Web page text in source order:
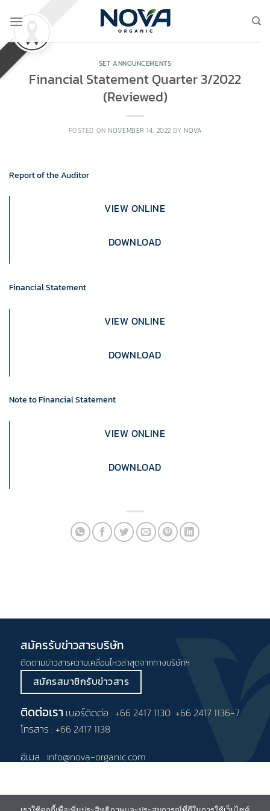
SET ANNOUNCEMENTS
Financial Statement Quarter 3/2022
(Reviewed)
POSTED ONNOVEMBER 14, 2022 BYNOVA
Report of the Auditor
VIEW ONLINE
DOWNLOAD
Financial Statement
VIEW ONLINE
DOWNLOAD
Note to Financial Statement
VIEW ONLINE
DOWNLOAD
สมัครรับข่าวสารบริษัท
ติดตามข่าวสารความเคลื่อนไหวล่าสุดจากทางบริษัทฯ
สมัครสมาชิกรับข่าวสาร
ติดต่อเรา เบอร์ติดต่อ : +66 2417 1130 +66 2417 1136-7
โทรสาร : +66 2417 1138
อีเมล : info@nova-organic.com
ข้อกำหนดและเงื่อนไข นโยบายคุ้มครอง ข้อมูลส่วนบุคคล